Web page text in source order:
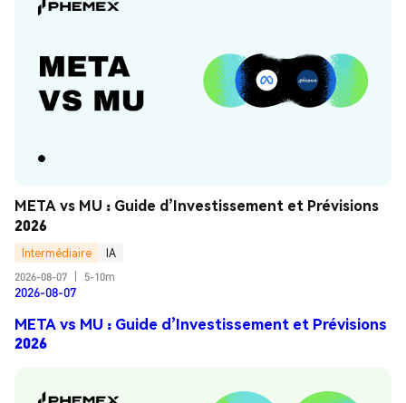
META vs MU : Guide d’Investissement et Prévisions
2026
Intermédiaire
IA
2026-08-07
5-10m
2026-08-07
META vs MU : Guide d’Investissement et Prévisions
2026